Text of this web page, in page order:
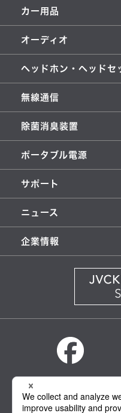
カー用品
オーディオ
ヘッドホン・ヘッドセ
無線通信
除菌消臭装置
ポータブル電源
サポート
ニュース
企業情報